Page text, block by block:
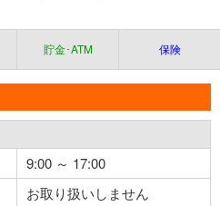
貯金･ATM 保険
9:00 ～ 17:00
お取り扱いしません